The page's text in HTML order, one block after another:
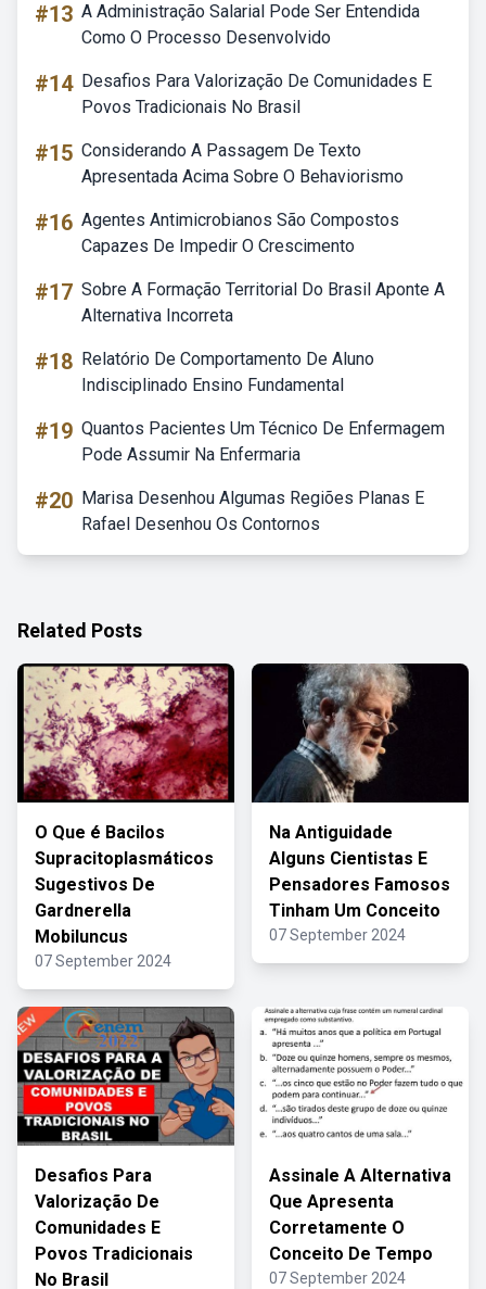
#13 A Administração Salarial Pode Ser Entendida
Como O Processo Desenvolvido
#14 Desafios Para Valorização De Comunidades E
Povos Tradicionais No Brasil
#15 Considerando A Passagem De Texto
Apresentada Acima Sobre O Behaviorismo
#16 Agentes Antimicrobianos São Compostos
Capazes De Impedir O Crescimento
#17 Sobre A Formação Territorial Do Brasil Aponte A
Alternativa Incorreta
#18 Relatório De Comportamento De Aluno
Indisciplinado Ensino Fundamental
#19 Quantos Pacientes Um Técnico De Enfermagem
Pode Assumir Na Enfermaria
#20 Marisa Desenhou Algumas Regiões Planas E
Rafael Desenhou Os Contornos
Related Posts
O Que é Bacilos
Supracitoplasmáticos
Sugestivos De
Gardnerella
Mobiluncus
07 September 2024
Na Antiguidade
Alguns Cientistas E
Pensadores Famosos
Tinham Um Conceito
07 September 2024
Desafios Para
Valorização De
Comunidades E
Povos Tradicionais
No Brasil
Assinale A Alternativa
Que Apresenta
Corretamente O
Conceito De Tempo
07 September 2024